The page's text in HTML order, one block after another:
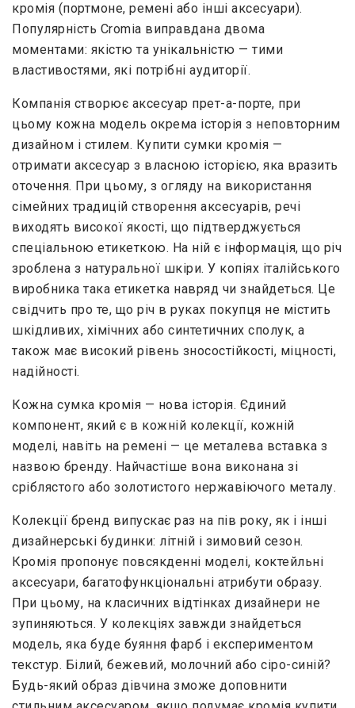
кромія (портмоне, ремені або інші аксесуари).
Популярність Cromia виправдана двома
моментами: якістю та унікальністю — тими
властивостями, які потрібні аудиторії.
Компанія створює аксесуар прет-а-порте, при
цьому кожна модель окрема історія з неповторним
дизайном і стилем. Купити сумки кромія —
отримати аксесуар з власною історією, яка вразить
оточення. При цьому, з огляду на використання
сімейних традицій створення аксесуарів, речі
виходять високої якості, що підтверджується
спеціальною етикеткою. На ній є інформація, що річ
зроблена з натуральної шкіри. У копіях італійського
виробника така етикетка навряд чи знайдеться. Це
свідчить про те, що річ в руках покупця не містить
шкідливих, хімічних або синтетичних сполук, а
також має високий рівень зносостійкості, міцності,
надійності.
Кожна сумка кромія — нова історія. Єдиний
компонент, який є в кожній колекції, кожній
моделі, навіть на ремені — це металева вставка з
назвою бренду. Найчастіше вона виконана зі
сріблястого або золотистого нержавіючого металу.
Колекції бренд випускає раз на пів року, як і інші
дизайнерські будинки: літній і зимовий сезон.
Кромія пропонує повсякденні моделі, коктейльні
аксесуари, багатофункціональні атрибути образу.
При цьому, на класичних відтінках дизайнери не
зупиняються. У колекціях завжди знайдеться
модель, яка буде буяння фарб і експериментом
текстур. Білий, бежевий, молочний або сіро-синій?
Будь-який образ дівчина зможе доповнити